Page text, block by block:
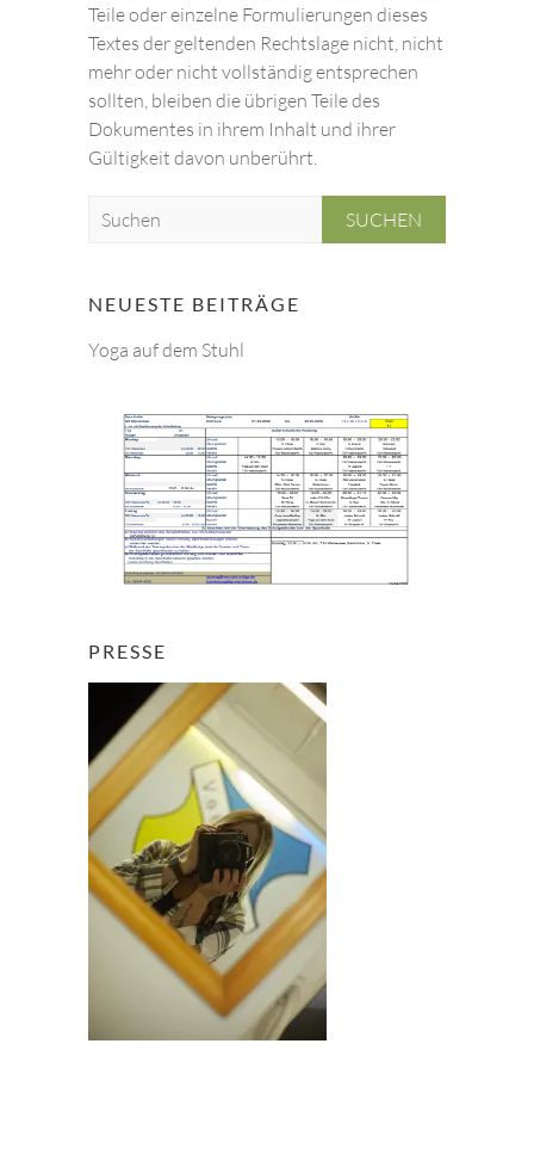
Teile oder einzelne Formulierungen dieses
Textes der geltenden Rechtslage nicht, nicht
mehr oder nicht vollständig entsprechen
sollten, bleiben die übrigen Teile des
Dokumentes in ihrem Inhalt und ihrer
Gültigkeit davon unberührt.
h
n
NEUESTE BEITRÄGE
Yoga auf dem Stuhl
PRESSE